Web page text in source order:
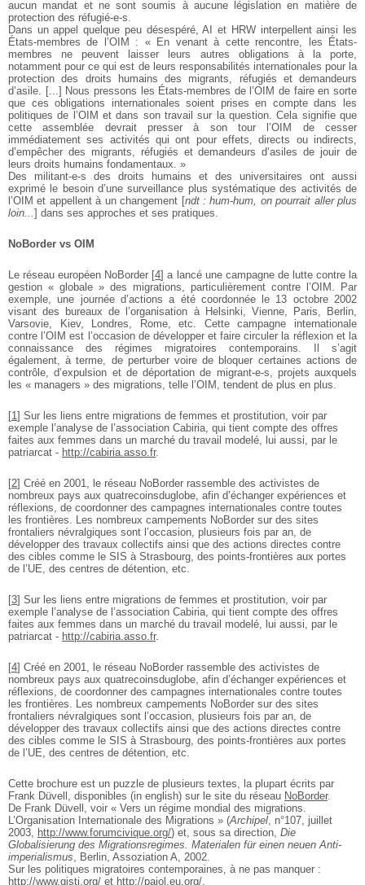
aucun mandat et ne sont soumis à aucune législation en matière de
protection des réfugié-e-s.
Dans un appel quelque peu désespéré, AI et HRW interpellent ainsi les
États-membres de l’OIM : « En venant à cette rencontre, les États-
membres ne peuvent laisser leurs autres obligations à la porte,
notamment pour ce qui est de leurs responsabilités internationales pour la
protection des droits humains des migrants, réfugiés et demandeurs
d’asile. [...] Nous pressons les États-membres de l’OIM de faire en sorte
que ces obligations internationales soient prises en compte dans les
politiques de l’OIM et dans son travail sur la question. Cela signifie que
cette assemblée devrait presser à son tour l’OIM de cesser
immédiatement ses activités qui ont pour effets, directs ou indirects,
d’empêcher des migrants, réfugiés et demandeurs d’asiles de jouir de
leurs droits humains fondamentaux. »
Des militant-e-s des droits humains et des universitaires ont aussi
exprimé le besoin d’une surveillance plus systématique des activités de
l’OIM et appellent à un changement [ndt : hum-hum, on pourrait aller plus
loin...] dans ses approches et ses pratiques.
NoBorder vs OIM
Le réseau européen NoBorder [4] a lancé une campagne de lutte contre la
gestion « globale » des migrations, particulièrement contre l’OIM. Par
exemple, une journée d’actions a été coordonnée le 13 octobre 2002
visant des bureaux de l’organisation à Helsinki, Vienne, Paris, Berlin,
Varsovie, Kiev, Londres, Rome, etc. Cette campagne internationale
contre l’OIM est l’occasion de développer et faire circuler la réflexion et la
connaissance des régimes migratoires contemporains. Il s’agit
également, à terme, de perturber voire de bloquer certaines actions de
contrôle, d’expulsion et de déportation de migrant-e-s, projets auxquels
les « managers » des migrations, telle l’OIM, tendent de plus en plus.
[1] Sur les liens entre migrations de femmes et prostitution, voir par
exemple l’analyse de l’association Cabiria, qui tient compte des offres
faites aux femmes dans un marché du travail modelé, lui aussi, par le
patriarcat - http://cabiria.asso.fr.
[2] Créé en 2001, le réseau NoBorder rassemble des activistes de
nombreux pays aux quatrecoinsduglobe, afin d’échanger expériences et
réflexions, de coordonner des campagnes internationales contre toutes
les frontières. Les nombreux campements NoBorder sur des sites
frontaliers névralgiques sont l’occasion, plusieurs fois par an, de
développer des travaux collectifs ainsi que des actions directes contre
des cibles comme le SIS à Strasbourg, des points-frontières aux portes
de l’UE, des centres de détention, etc.
[3] Sur les liens entre migrations de femmes et prostitution, voir par
exemple l’analyse de l’association Cabiria, qui tient compte des offres
faites aux femmes dans un marché du travail modelé, lui aussi, par le
patriarcat - http://cabiria.asso.fr.
[4] Créé en 2001, le réseau NoBorder rassemble des activistes de
nombreux pays aux quatrecoinsduglobe, afin d’échanger expériences et
réflexions, de coordonner des campagnes internationales contre toutes
les frontières. Les nombreux campements NoBorder sur des sites
frontaliers névralgiques sont l’occasion, plusieurs fois par an, de
développer des travaux collectifs ainsi que des actions directes contre
des cibles comme le SIS à Strasbourg, des points-frontières aux portes
de l’UE, des centres de détention, etc.
Cette brochure est un puzzle de plusieurs textes, la plupart écrits par
Frank Düvell, disponibles (in english) sur le site du réseau NoBorder.
De Frank Düvell, voir « Vers un régime mondial des migrations.
L’Organisation Internationale des Migrations » (Archipel, n°107, juillet
2003, http://www.forumcivique.org/) et, sous sa direction, Die
Globalisierung des Migrationsregimes. Materialen für einen neuen Anti-
imperialismus, Berlin, Assoziation A, 2002.
Sur les politiques migratoires contemporaines, à ne pas manquer :
http://www.gisti.org/ et http://pajol.eu.org/.